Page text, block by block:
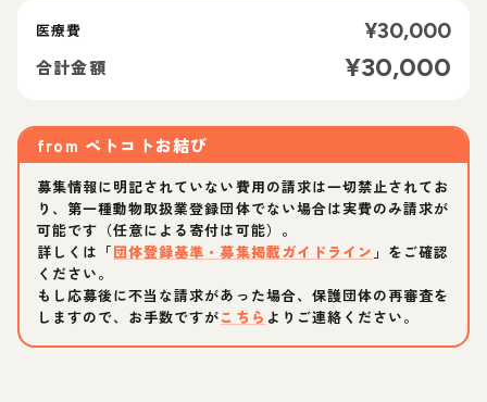
医療費 ¥30,000
合計金額 ¥30,000
from ペトコトお結び
募集情報に明記されていない費用の請求は一切禁止されてお
り、第一種動物取扱業登録団体でない場合は実費のみ請求が
可能です（任意による寄付は可能）。
詳しくは「団体登録基準・募集掲載ガイドライン 」をご確認
ください。
もし応募後に不当な請求があった場合、保護団体の再審査を
しますので、お手数ですがこちら よりご連絡ください。